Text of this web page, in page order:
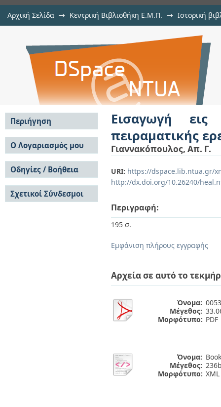
Αρχική Σελίδα → Κεντρική Βιβλιοθήκη Ε.Μ.Π. → Ιστορική
Εισαγωγή εις την
Εισαγωγή εις
πειραματικής
Γιαννακόπουλος, Απ. Γ.
URI: https://dspace.lib.ntua.gr/
http://dx.doi.org/10.26240/
Περιγραφή:
195 σ.
Εμφάνιση πλήρους εγγραφής
Αρχεία σε αυτό το
Όνομα:
Μέγεθος:
Μορφότυπο: PDF
Όνομα:
Μέγεθος:
Μορφότυπο: XML
Περιήγηση
Σε όλο το DSpace
Κοινότητες & Συλλογές
Ανά Ημερομηνία
Έκδοσης
Συγγραφείς
Τίτλοι
Θέματα
Ο Λογαριασμός μου
Σύνδεση
Εγγραφή
Οδηγίες / Βοήθεια
Οδηγίες Υποβολής
Οδηγίες Χρήσης ΙΑ
Συχνές Ερωτήσεις
Σχετικοί Σύνδεσμοι